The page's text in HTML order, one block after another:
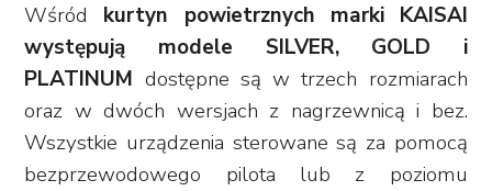
Wśród kurtyn powietrznych marki KAISAI
występują modele SILVER, GOLD i
PLATINUM dostępne są w trzech rozmiarach
oraz w dwóch wersjach z nagrzewnicą i bez.
Wszystkie urządzenia sterowane są za pomocą
bezprzewodowego pilota lub z poziomu